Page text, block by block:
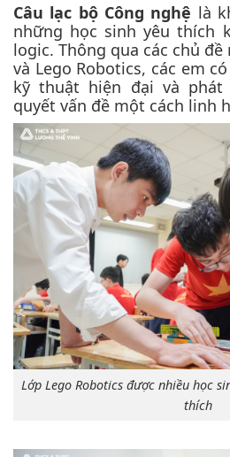
Câu lạc bộ Công nghệ là
những học sinh yêu thích
logic. Thông qua các chủ
và Lego Robotics, các em
kỹ thuật hiện đại và
quyết vấn đề một cách linh
Lớp Lego Robotics được nhiều học
thích